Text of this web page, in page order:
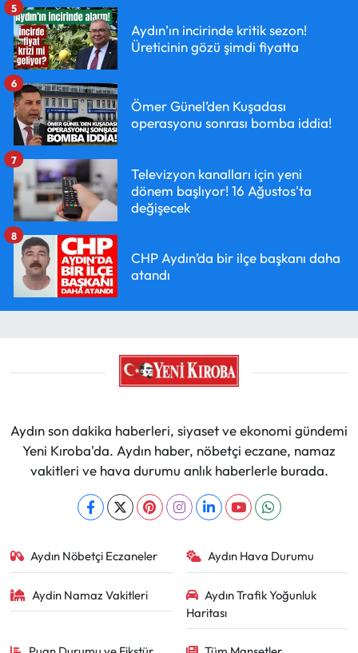
Aydın’ın incirinde kritik sezon!
Üreticinin gözü şimdi fiyatta
5
Ömer Günel’den Kuşadası
operasyonu sonrası bomba iddia!
6
Televizyon kanalları için yeni
dönem başlıyor! 16 Ağustos'ta
değişecek
7
CHP Aydın’da bir ilçe başkanı daha
atandı
8
Aydın son dakika haberleri, siyaset ve ekonomi gündemi
Yeni Kıroba'da. Aydın haber, nöbetçi eczane, namaz
vakitleri ve hava durumu anlık haberlerle burada.
Aydın Nöbetçi Eczaneler Aydın Hava Durumu
Aydin Namaz Vakitleri
Aydın Trafik Yoğunluk
Haritası